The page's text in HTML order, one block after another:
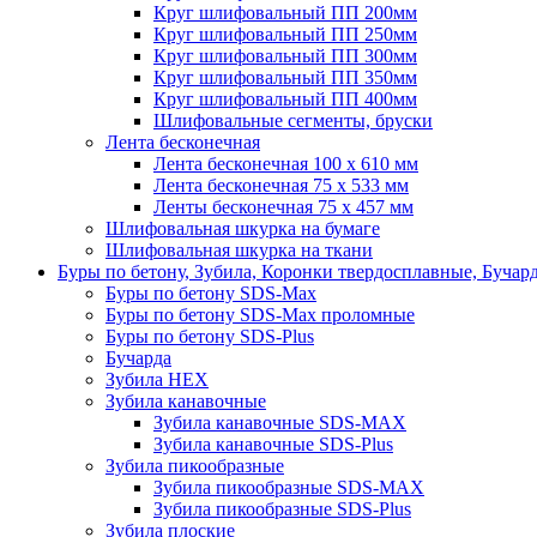
Круг шлифовальный ПП 200мм
Круг шлифовальный ПП 250мм
Круг шлифовальный ПП 300мм
Круг шлифовальный ПП 350мм
Круг шлифовальный ПП 400мм
Шлифовальные сегменты, бруски
Лента бесконечная
Лента бесконечная 100 х 610 мм
Лента бесконечная 75 х 533 мм
Ленты бесконечная 75 х 457 мм
Шлифовальная шкурка на бумаге
Шлифовальная шкурка на ткани
Буры по бетону, Зубила, Коронки твердосплавные,
Буры по бетону SDS-Max
Буры по бетону SDS-Max проломные
Буры по бетону SDS-Plus
Бучарда
Зубила HEX
Зубила канавочные
Зубила канавочные SDS-MAX
Зубила канавочные SDS-Plus
Зубила пикообразные
Зубила пикообразные SDS-MAX
Зубила пикообразные SDS-Plus
Зубила плоские